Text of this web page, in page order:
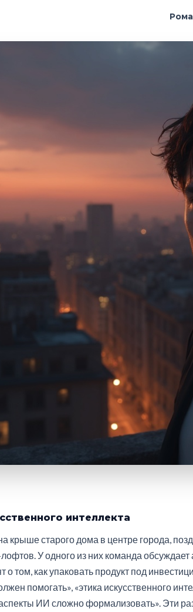
интеллекта
крыше старого дома в центре города,
У одного из них команда обсуждает
о том, как упаковать продукт под
помогать», «этика искусственного
ИИ сложно формализовать». Эти